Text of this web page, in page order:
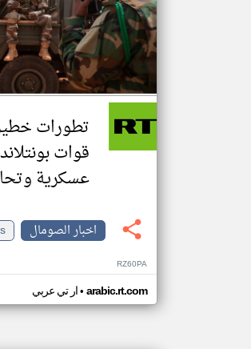
تطورات
قوات
عسكرية
اخبار الصومال
RZ60PA
ار تي عربي• arabic.rt.com